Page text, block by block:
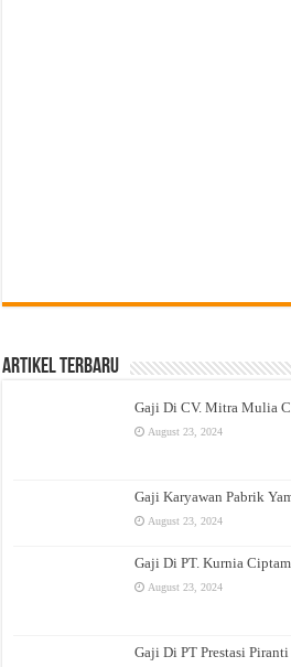
Artikel Terbaru
Gaji Di CV. Mitra Mulia
August 23, 2024
Gaji Karyawan Pabrik
August 23, 2024
Gaji Di PT. Kurnia
August 23, 2024
Gaji Di PT Prestasi